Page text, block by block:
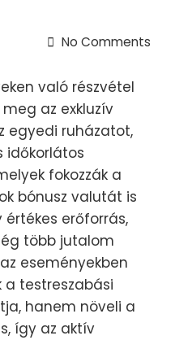
No Comments
való részvétel
az exkluzív
egyedi ruházatot,
időkorlátos
fokozzák a
bónusz valutát is
erőforrás,
több jutalom
eseményekben
a testreszabási
hanem növeli a
így az aktív